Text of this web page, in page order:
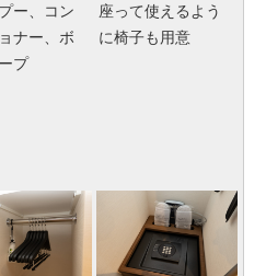
ー、コン
ナー、ボ
プ
座って使えるよう
に椅子も用意